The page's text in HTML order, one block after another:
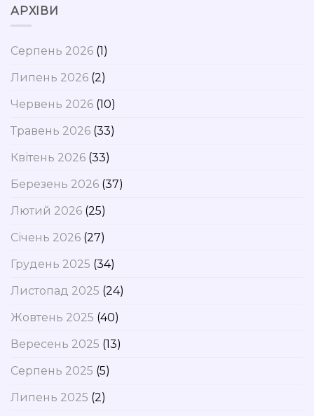
АРХІВИ
Серпень 2026 (1)
Липень 2026 (2)
Червень 2026 (10)
Травень 2026 (33)
Квітень 2026 (33)
Березень 2026 (37)
Лютий 2026 (25)
Січень 2026 (27)
Грудень 2025 (34)
Листопад 2025 (24)
Жовтень 2025 (40)
Вересень 2025 (13)
Серпень 2025 (5)
Липень 2025 (2)